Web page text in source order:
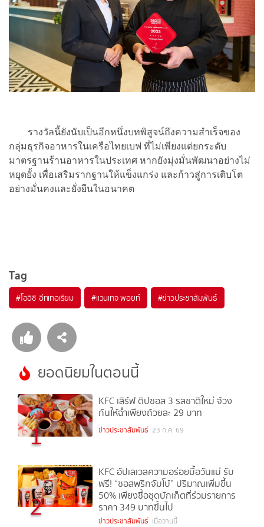
รางวัลนี้ยังนับเป็นอีกหนึ่งบทพิสูจน์ถึงความสำเร็จของ
กลุ่มธุรกิจอาหารในเครือไทยเบฟ ที่ไม่เพียงแต่ยกระดับ
มาตรฐานร้านอาหารในประเทศ หากยังมุ่งมั่นพัฒนาอย่างไม่
หยุดยั้ง เพื่อเสริมรากฐานให้แข็งแกร่ง และก้าวสู่การเติบโต
อย่างมั่นคงและยั่งยืนในอนาคต
Tag
#โออิชิ อีทเทอเรียม #แวนเทจ พอยท์ #ข่าวประชาสัมพันธ์
ยอดนิยมในตอนนี้
1
KFC เสิร์ฟ ดิปซอส 3 รสชาติใหม่ จ้วง
กันให้ฉ่ำเพียงถ้วยละ 29 บาท
ข่าวประชาสัมพันธ์ 23 ก.ค. 69
2
KFC อัปเลเวลความอร่อยมื้อวันแม่ รับ
ฟรี! “ซอสพริกจัมโบ้” ปริมาณเพิ่มขึ้น
50% เพียงซื้อชุดบักเก็ตที่ร่วมรายการ
ราคา 349 บาทขึ้นไป
ข่าวประชาสัมพันธ์ เมื่อวานนี้